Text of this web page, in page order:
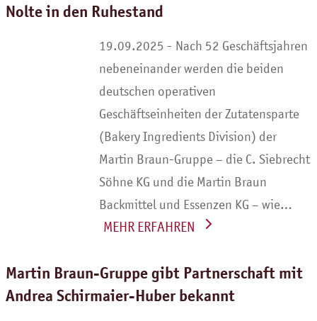
Nolte in den Ruhestand
Nach 52 Geschäftsjahren
nebeneinander werden die beiden
deutschen operativen
Geschäftseinheiten der Zutatensparte
(Bakery Ingredients Division) der
Martin Braun-Gruppe – die C. Siebrecht
Söhne KG und die Martin Braun
Backmittel und Essenzen KG – wie…
WEITERLESEN
Martin Braun-Gruppe gibt Partnerschaft mit
Andrea Schirmaier-Huber bekannt